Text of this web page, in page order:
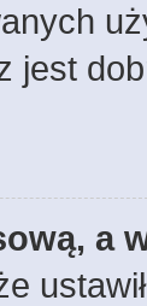
jest
a